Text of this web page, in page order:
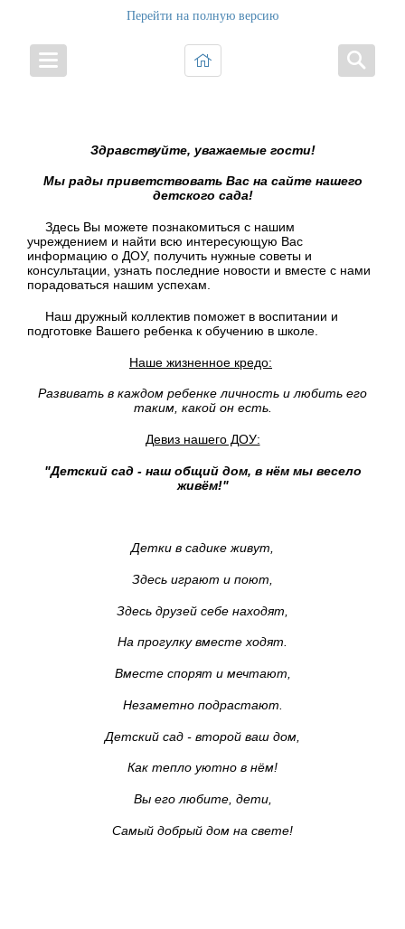
Перейти на полную версию
Здравствуйте, уважаемые гости!
Мы рады приветствовать Вас на сайте нашего
детского сада!
Здесь Вы можете познакомиться с нашим
учреждением и найти всю интересующую Вас
информацию о ДОУ, получить нужные советы и
консультации, узнать последние новости и вместе с нами
порадоваться нашим успехам.
Наш дружный коллектив поможет в воспитании и
подготовке Вашего ребенка к обучению в школе.
Наше жизненное кредо:
Развивать в каждом ребенке личность и любить его
таким, какой он есть.
Девиз нашего ДОУ:
"Детский сад - наш общий дом, в нём мы весело
живём!"
Детки в садике живут,
Здесь играют и поют,
Здесь друзей себе находят,
На прогулку вместе ходят.
Вместе спорят и мечтают,
Незаметно подрастают.
Детский сад - второй ваш дом,
Как тепло уютно в нём!
Вы его любите, дети,
Самый добрый дом на свете!